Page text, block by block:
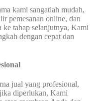
kami sangatlah mudah,
pemesanan online, dan
ke tahap selanjutnya, Kami
dengan cepat dan
jual yang profesional,
diperlukan, Kami